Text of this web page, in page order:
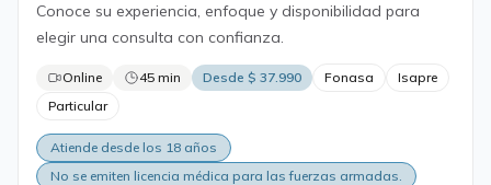
Conoce su experiencia, enfoque y disponibilidad para
elegir una consulta con confianza.
Online 45 min Desde $ 37.990 Fonasa
Isapre
Particular
Atiende desde los 18 años
No se emiten licencia médica para las fuerzas armadas.